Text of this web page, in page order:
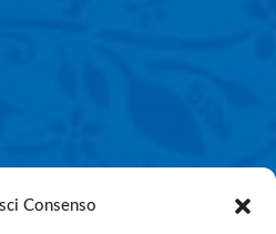
Consenso